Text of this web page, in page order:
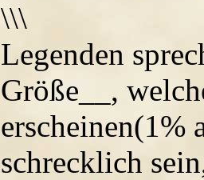
\\\
Legenden
Größe__,
erscheinen(1%
schrecklich